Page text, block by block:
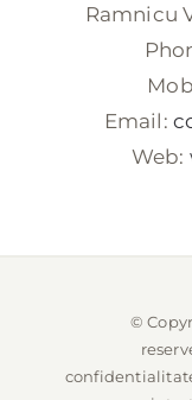
Ramnicu
Email:
Web:
©